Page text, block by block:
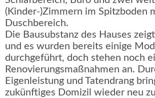
(Kinder-)Zimmern im Spitzboden
Duschbereich.
Die Bausubstanz des Hauses
und es wurden bereits einige
durchgeführt, doch stehen noch
Renovierungsmaßnahmen an.
Eigenleistung und Tatendrang
zukünftiges Domizil wieder neu